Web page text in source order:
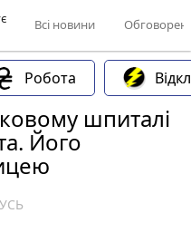
Всі новини
Робота
шпиталі
Його